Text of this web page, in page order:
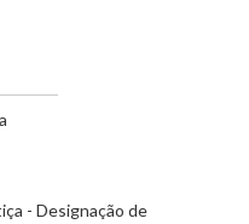
- Designação de